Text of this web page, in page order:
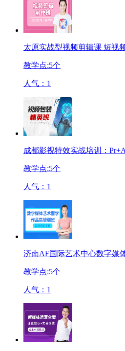
太原实战型视频剪辑课 短视
教学点:5个
人气： 1
成都影视特效实战培训：
教学点:5个
人气： 1
济南AF国际艺术中心数字媒
教学点:5个
人气： 1